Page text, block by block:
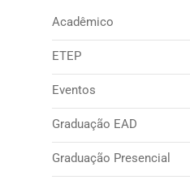
Acadêmico
ETEP
Eventos
Graduação EAD
Graduação Presencial